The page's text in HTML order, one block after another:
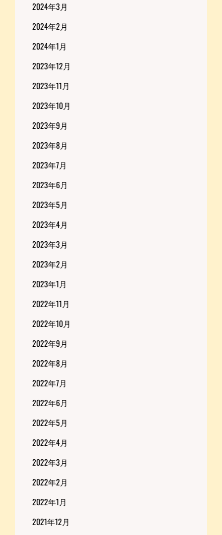
2024年3月
2024年2月
2024年1月
2023年12月
2023年11月
2023年10月
2023年9月
2023年8月
2023年7月
2023年6月
2023年5月
2023年4月
2023年3月
2023年2月
2023年1月
2022年11月
2022年10月
2022年9月
2022年8月
2022年7月
2022年6月
2022年5月
2022年4月
2022年3月
2022年2月
2022年1月
2021年12月